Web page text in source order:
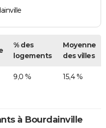
% des
logements
Moyenne
des villes
9,0 % 15,4 %
à Bourdainville